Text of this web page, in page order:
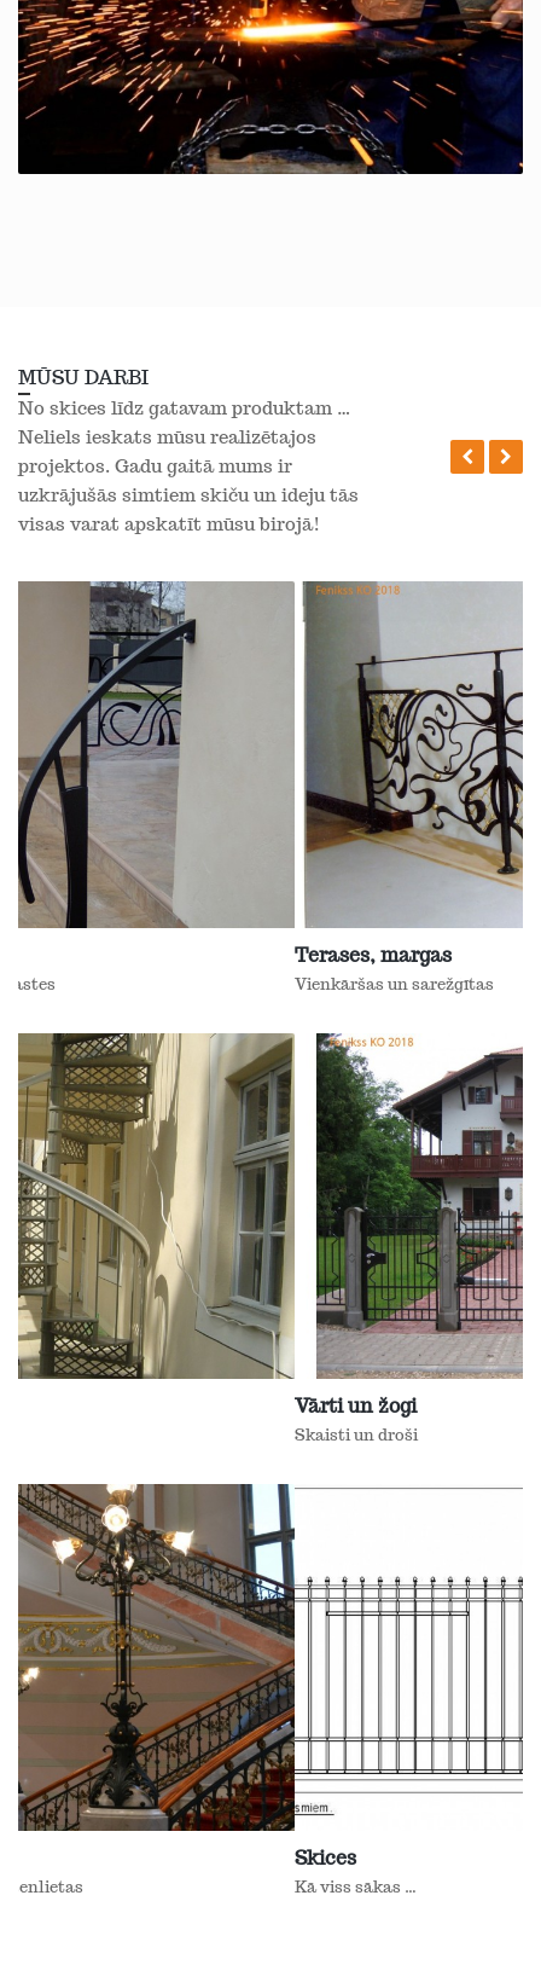
MŪSU DARBI
No skices līdz gatavam produktam ...
Neliels ieskats mūsu realizētajos
projektos. Gadu gaitā mums ir
uzkrājušās simtiem skiču un ideju tās
visas varat apskatīt mūsu birojā!
Vienkāršas un sarežģītas
Kā viss sākas ...